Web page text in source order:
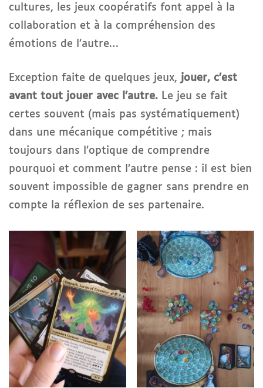
cultures, les jeux coopératifs font appel à la
collaboration et à la compréhension des
émotions de l’autre…
Exception faite de quelques jeux, jouer, c’est
avant tout jouer avec l’autre. Le jeu se fait
certes souvent (mais pas systématiquement)
dans une mécanique compétitive ; mais
toujours dans l’optique de comprendre
pourquoi et comment l’autre pense : il est bien
souvent impossible de gagner sans prendre en
compte la réflexion de ses partenaire.